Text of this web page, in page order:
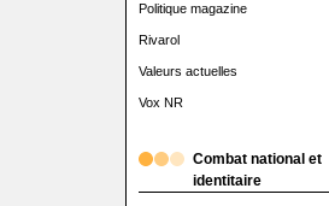
Politique magazine
Rivarol
Valeurs actuelles
Vox NR
Combat national et
identitaire